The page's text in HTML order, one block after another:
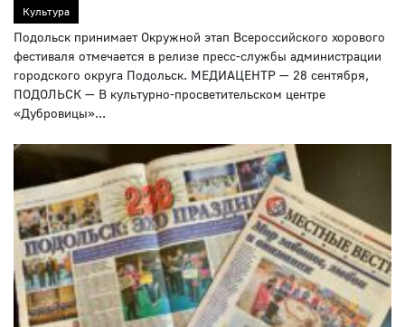
Культура
Подольск принимает Окружной этап Всероссийского хорового
фестиваля отмечается в релизе пресс-службы администрации
городского округа Подольск. МЕДИАЦЕНТР — 28 сентября,
ПОДОЛЬСК — В культурно-просветительском центре
«Дубровицы»...